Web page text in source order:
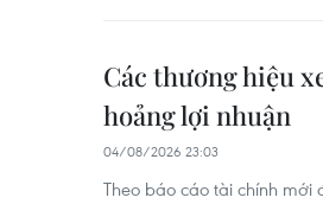
Các thương hiệu
hoảng lợi nhuận
04/08/2026 23:03
Theo báo cáo tài chính mới